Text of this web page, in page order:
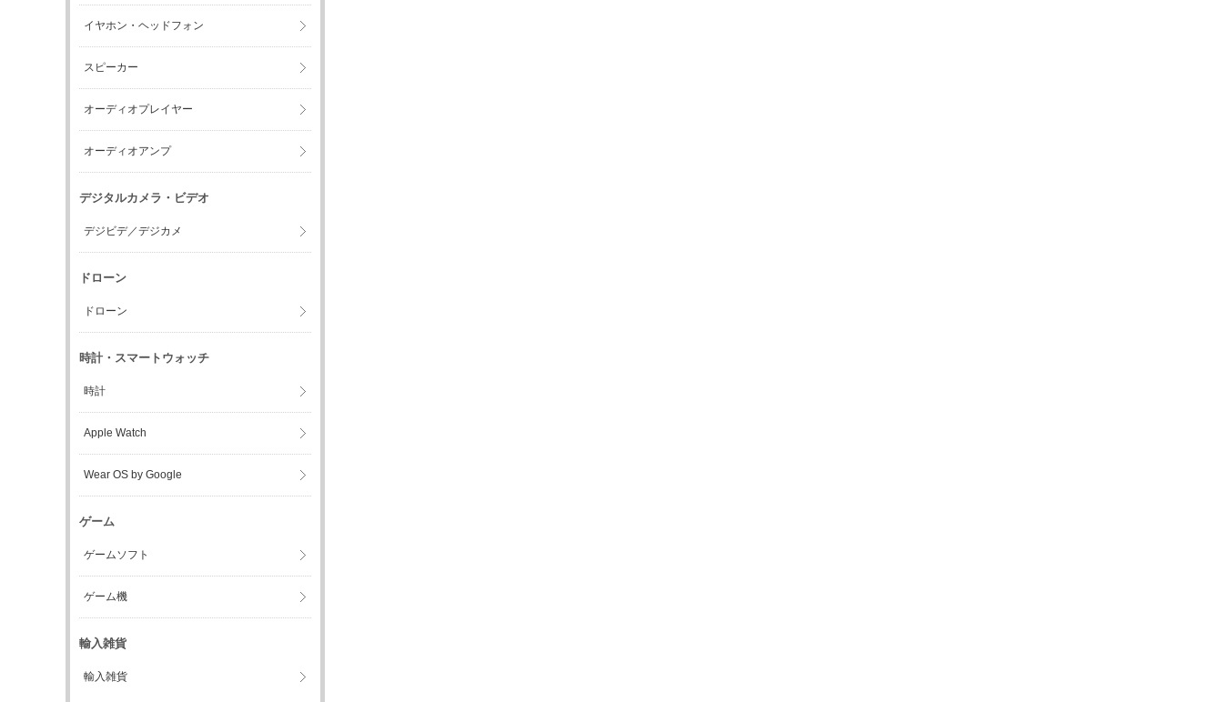
イヤホン・ヘッドフォン
スピーカー
オーディオプレイヤー
オーディオアンプ
デジタルカメラ・ビデオ
デジビデ／デジカメ
ドローン
ドローン
時計・スマートウォッチ
時計
Apple Watch
Wear OS by Google
ゲーム
ゲームソフト
ゲーム機
輸入雑貨
輸入雑貨